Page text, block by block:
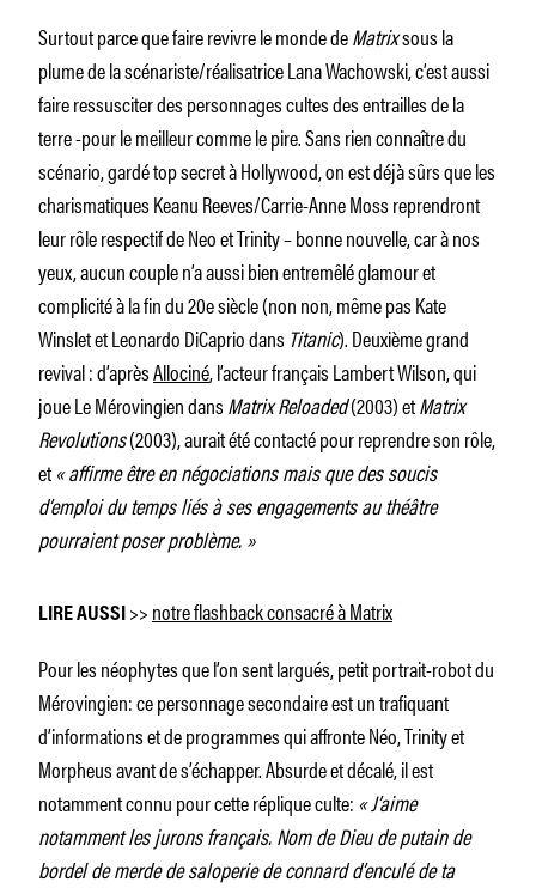
Surtout parce que faire revivre le monde deMatrixsous la
plume de la scénariste/réalisatrice Lana Wachowski, c’est aussi
faire ressusciter des personnages cultes des entrailles de la
terre -pour le meilleur comme le pire. Sans rien connaître du
scénario, gardé top secret à Hollywood, on est déjà sûrs que les
charismatiques Keanu Reeves/Carrie-Anne Moss reprendront
leur rôle respectif de Neo et Trinity – bonne nouvelle, car à nos
yeux, aucun couple n’a aussi bien entremêlé glamour et
complicité à la fin du 20e siècle (non non, même pas Kate
Winslet et Leonardo DiCaprio dans Titanic). Deuxième grand
revival : d’aprèsAllociné, l’acteur français Lambert Wilson, qui
joue Le Mérovingien dansMatrix Reloaded(2003) etMatrix
Revolutions(2003), aurait été contacté pour reprendre son rôle,
et« affirme être en négociations mais que des soucis
d’emploi du temps liés à ses engagements au théâtre
pourraient poser problème. »
LIRE AUSSI >>notre flashback consacré àMatrix
Pour les néophytes que l’on sent largués, petit portrait-robot du
Mérovingien: ce personnage secondaire est un trafiquant
d’informations et de programmes qui affronte Néo, Trinity et
Morpheus avant de s’échapper. Absurde et décalé, il est
notamment connu pour cette réplique culte: « J’aime
notamment les jurons français. Nom de Dieu de putain de
bordel de merde de saloperie de connard d’enculé de ta